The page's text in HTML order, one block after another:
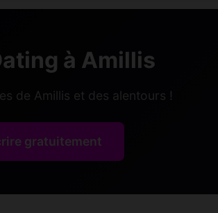
à Amillis
de Amillis et des alentours !
gratuitement